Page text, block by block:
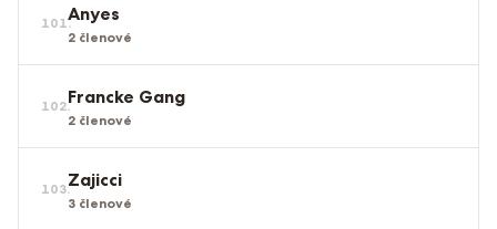
101.Anyes
2 členové
102.Francke Gang
2 členové
103.Zajicci
3 členové